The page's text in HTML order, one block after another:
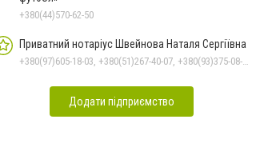
+380(44)570-62-50
Приватний нотаріус Швейнова Наталя Сергіївна
Додати підприємство